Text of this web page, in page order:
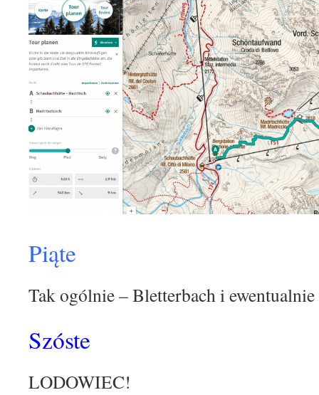
Piąte
Tak ogólnie – Bletterbach i
Szóste
LODOWIEC!